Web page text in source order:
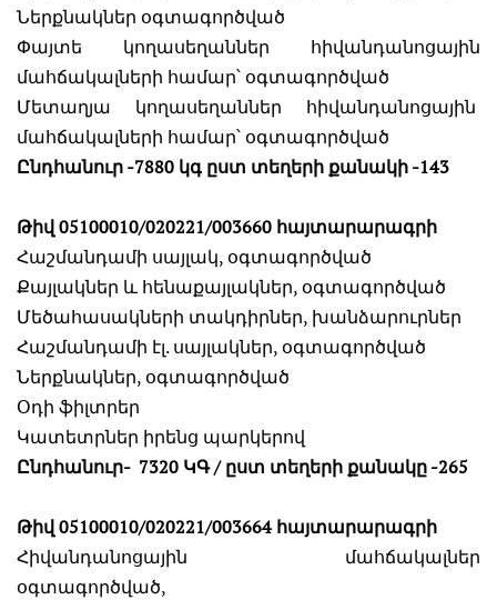
Ներքնակներ օգտագործված
Փայտե կողասեղաններ հիվանդանոցային
մահճակալների համար՝ օգտագործված
Մետաղյա կողասեղաններ հիվանդանոցային
մահճակալների համար՝ օգտագործված
Ընդհանուր -7880 կգ ըստ տեղերի քանակի -143
Թիվ 05100010/020221/003660 հայտարարագրի
Հաշմանդամի սայլակ, օգտագործված
Քայլակներ և հենաքայլակներ, օգտագործված
Մեծահասակների տակդիրներ, խանձարուրներ
Հաշմանդամի էլ. սայլակներ, օգտագործված
Ներքնակներ, օգտագործված
Օդի ֆիլտրեր
Կատետրներ իրենց պարկերով
Ընդհանուր- 7320 ԿԳ / ըստ տեղերի քանակը -265
Թիվ 05100010/020221/003664 հայտարարագրի
Հիվանդանոցային մահճակալներ
օգտագործված,